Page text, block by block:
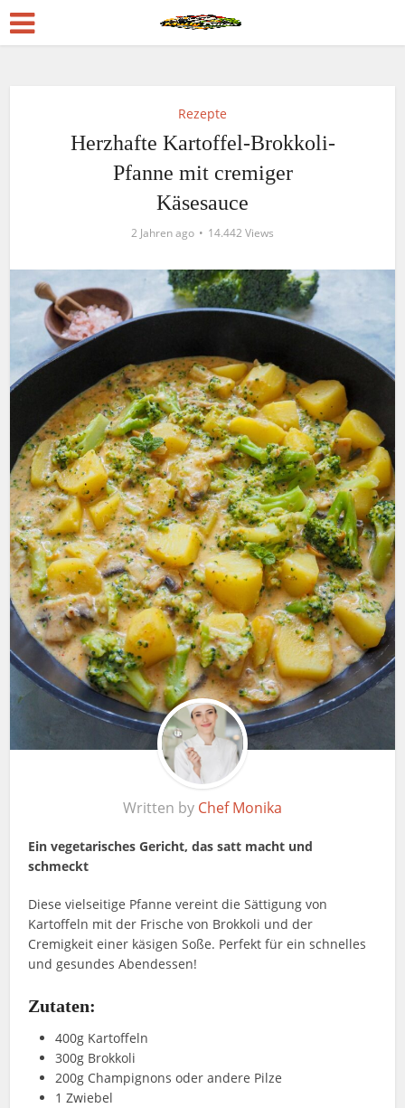
Rezepte
Herzhafte Kartoffel-Brokkoli-
Pfanne mit cremiger
Käsesauce
2 Jahren ago 14.442 Views
Written by Chef Monika
Ein vegetarisches Gericht, das satt macht und
schmeckt
Diese vielseitige Pfanne vereint die Sättigung von
Kartoffeln mit der Frische von Brokkoli und der
Cremigkeit einer käsigen Soße. Perfekt für ein schnelles
und gesundes Abendessen!
Zutaten:
400g Kartoffeln
300g Brokkoli
200g Champignons oder andere Pilze
1 Zwiebel